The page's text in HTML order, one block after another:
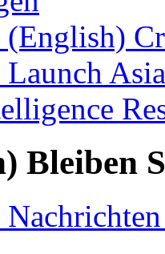
Launch
Bleiben